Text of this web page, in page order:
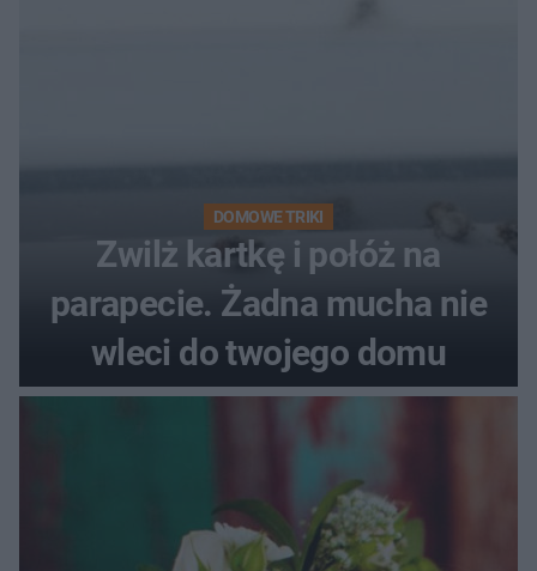
DOMOWE TRIKI
Zwilż kartkę i połóż na
parapecie. Żadna mucha nie
wleci do twojego domu